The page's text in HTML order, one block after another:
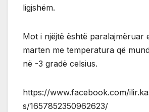
ligjshëm.
Mot i njëjtë është paralajmëruar
marten me temperatura që
në -3 gradë celsius.
https://www.facebook.com/
s/1657852350962623/